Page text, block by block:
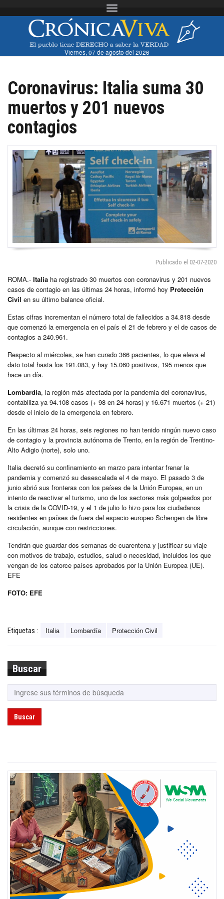
Toggle navigation
Viernes, 07 de agosto del 2026
Coronavirus: Italia suma 30
muertos y 201 nuevos
contagios
Publicado el 02-07-2020
ROMA.- Italia ha registrado 30 muertos con coronavirus y 201 nuevos
casos de contagio en las últimas 24 horas, informó hoy Protección
Civil en su último balance oficial.
Estas cifras incrementan el número total de fallecidos a 34.818 desde
que comenzó la emergencia en el país el 21 de febrero y el de casos de
contagios a 240.961.
Respecto al miércoles, se han curado 366 pacientes, lo que eleva el
dato total hasta los 191.083, y hay 15.060 positivos, 195 menos que
hace un día.
Lombardía, la región más afectada por la pandemia del coronavirus,
contabiliza ya 94.108 casos (+ 98 en 24 horas) y 16.671 muertos (+ 21)
desde el inicio de la emergencia en febrero.
En las últimas 24 horas, seis regiones no han tenido ningún nuevo caso
de contagio y la provincia autónoma de Trento, en la región de Trentino-
Alto Adigio (norte), solo uno.
Italia decretó su confinamiento en marzo para intentar frenar la
pandemia y comenzó su desescalada el 4 de mayo. El pasado 3 de
junio abrió sus fronteras con los países de la Unión Europea, en un
intento de reactivar el turismo, uno de los sectores más golpeados por
la crisis de la COVID-19, y el 1 de julio lo hizo para los ciudadanos
residentes en países de fuera del espacio europeo Schengen de libre
circulación, aunque con restricciones.
Tendrán que guardar dos semanas de cuarentena y justificar su viaje
con motivos de trabajo, estudios, salud o necesidad, incluidos los que
vengan de los catorce países aprobados por la Unión Europea (UE).
EFE
FOTO: EFE
Etiquetas : Italia Lombardía Protección Civil
Buscar
Buscar